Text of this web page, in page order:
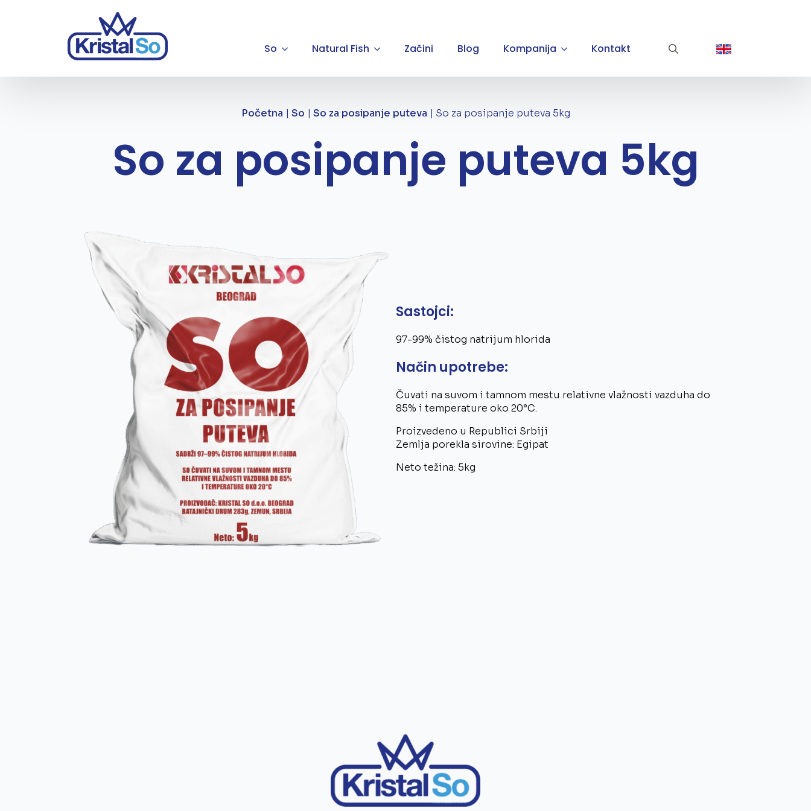
So Natural Fish Začini Blog Kompanija
Kontakt
Početna | So | So za posipanje puteva | So za posipanje puteva 5kg
So za posipanje puteva 5kg
Sastojci:
97-99% čistog natrijum hlorida
Način upotrebe:
Čuvati na suvom i tamnom mestu relativne vlažnosti vazduha do
85% i temperature oko 20°C.
Proizvedeno u Republici Srbiji
Zemlja porekla sirovine: Egipat
Neto težina: 5kg